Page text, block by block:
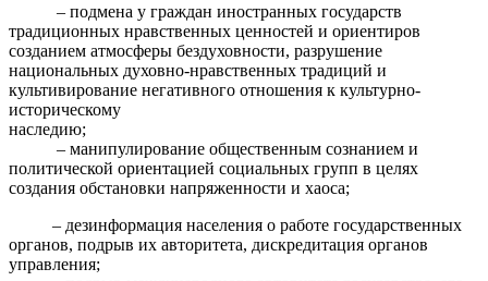
– подмена у граждан иностранных государств
традиционных нравственных ценностей и ориентиров
созданием атмосферы бездуховности, разрушение
национальных духовно-нравственных традиций и
культивирование негативного отношения к культурно-
историческому
наследию;
– манипулирование общественным сознанием и
политической ориентацией социальных групп в целях
создания обстановки напряженности и хаоса;
– дезинформация населения о работе государственных
органов, подрыв их авторитета, дискредитация органов
управления;